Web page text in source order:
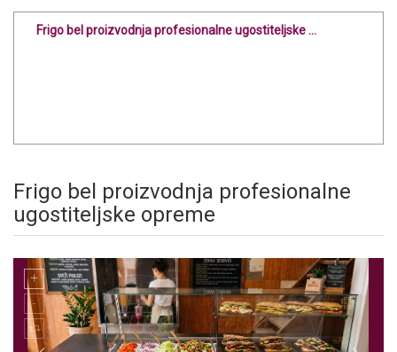
Frigo bel proizvodnja profesionalne ugostiteljske ...
Frigo bel proizvodnja profesionalne
ugostiteljske opreme